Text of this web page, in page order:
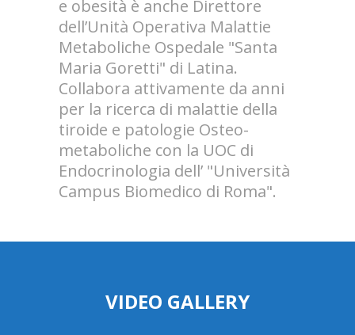
e obesità è anche Direttore
dell’Unità Operativa Malattie
Metaboliche Ospedale "Santa
Maria Goretti" di Latina.
Collabora attivamente da anni
per la ricerca di malattie della
tiroide e patologie Osteo-
metaboliche con la UOC di
Endocrinologia dell’ "Università
Campus Biomedico di Roma".
VIDEO GALLERY